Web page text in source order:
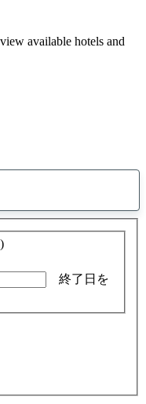
available hotels and
終了日を